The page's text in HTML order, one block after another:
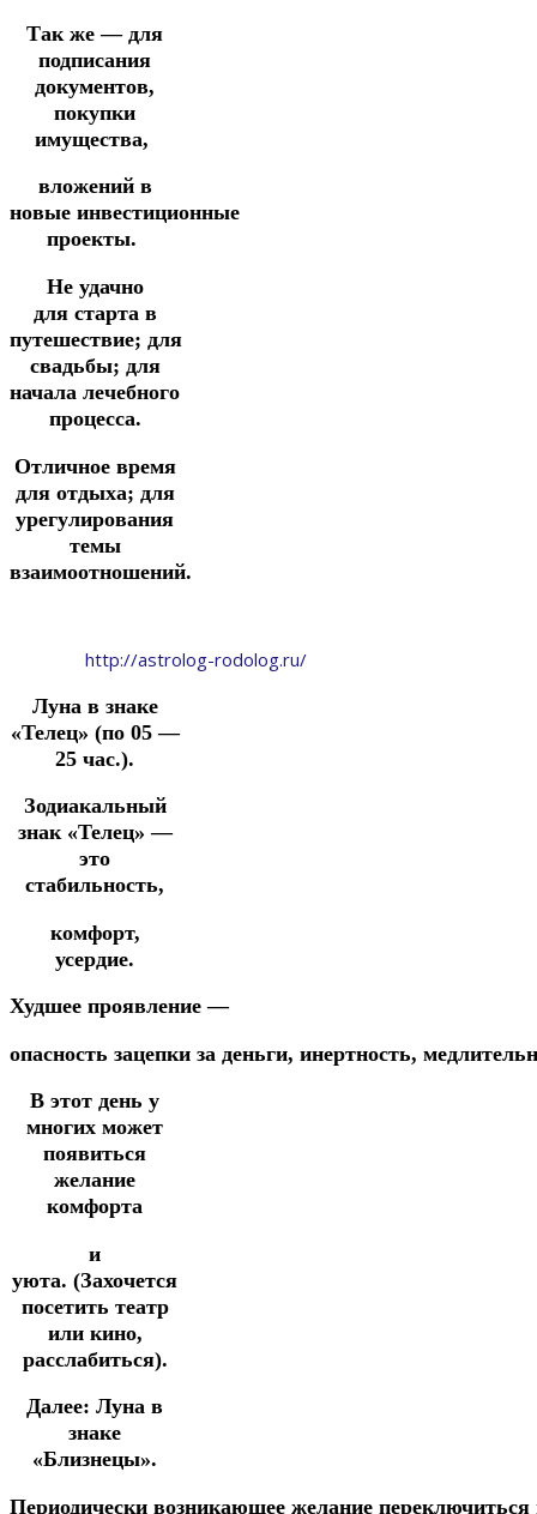
Так же — для
подписания
документов,
покупки
имущества,
вложений в
новые инвестиционные
проекты.
Не удачно
для старта в
путешествие; для
свадьбы; для
начала лечебного
процесса.
Отличное время
для отдыха; для
урегулирования
темы
взаимоотношений.
http://astrolog-rodolog.ru/
Луна в знаке
«Телец» (по 05 —
25 час.).
Зодиакальный
знак «Телец» —
это
стабильность,
комфорт,
усердие.
Худшее проявление—
опасность зацепки за деньги, инертность,
В этот день у
многих может
появиться
желание
комфорта
и
уюта. (Захочется
посетить театр
или кино,
расслабиться).
Далее: Луна в
знаке
«Близнецы».
Периодически возникающее желание переключиться